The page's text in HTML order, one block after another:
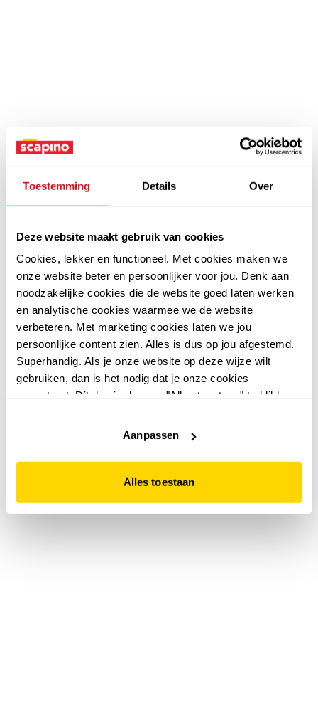
Toestemming Details Over
Deze website maakt gebruik van cookies
Cookies, lekker en functioneel. Met cookies maken we
onze website beter en persoonlijker voor jou. Denk aan
noodzakelijke cookies die de website goed laten werken
en analytische cookies waarmee we de website
verbeteren. Met marketing cookies laten we jou
persoonlijke content zien. Alles is dus op jou afgestemd.
Superhandig. Als je onze website op deze wijze wilt
gebruiken, dan is het nodig dat je onze cookies
accepteert. Dit doe je door op "Alles toestaan" te klikken.
website niet optimaal functioneert.
Aanpassen
Alles toestaan